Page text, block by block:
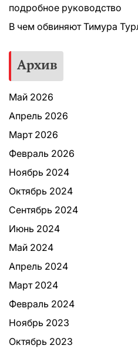
подробное руководство
В чем обвиняют Тимура
Архив
Май 2026
Апрель 2026
Март 2026
Февраль 2026
Ноябрь 2024
Октябрь 2024
Сентябрь 2024
Июнь 2024
Май 2024
Апрель 2024
Март 2024
Февраль 2024
Ноябрь 2023
Октябрь 2023